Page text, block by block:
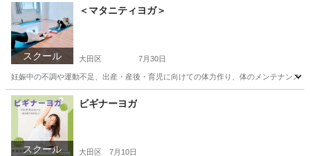
東京 大田区 池上駅
スクール
＜マタニティヨガ＞
大田区 7月30日
妊娠中の不調や運動不足、出産・産後・育児に向けての体力作り、体のメンテナンス
東京 大田区 ヨガ マタニティ
スクール
ビギナーヨガ
大田区 7月10日